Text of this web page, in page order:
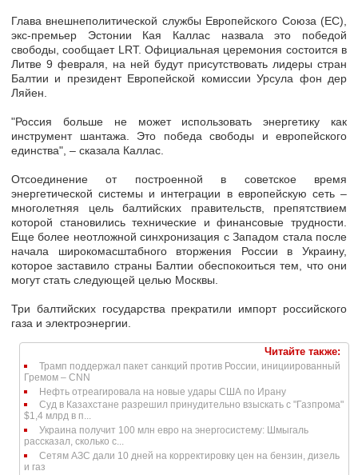
Глава внешнеполитической службы Европейского Союза (ЕС),
экс-премьер Эстонии Кая Каллас назвала это победой
свободы, сообщает LRT. Официальная церемония состоится в
Литве 9 февраля, на ней будут присутствовать лидеры стран
Балтии и президент Европейской комиссии Урсула фон дер
Ляйен.
"Россия больше не может использовать энергетику как
инструмент шантажа. Это победа свободы и европейского
единства", – сказала Каллас.
Отсоединение от построенной в советское время
энергетической системы и интеграции в европейскую сеть –
многолетняя цель балтийских правительств, препятствием
которой становились технические и финансовые трудности.
Еще более неотложной синхронизация с Западом стала после
начала широкомасштабного вторжения России в Украину,
которое заставило страны Балтии обеспокоиться тем, что они
могут стать следующей целью Москвы.
Три балтийских государства прекратили импорт российского
газа и электроэнергии.
Читайте также:
Трамп поддержал пакет санкций против России, инициированный
Гремом – CNN
Нефть отреагировала на новые удары США по Ирану
Суд в Казахстане разрешил принудительно взыскать с "Газпрома"
$1,4 млрд в п...
Украина получит 100 млн евро на энергосистему: Шмыгаль
рассказал, сколько с...
Сетям АЗС дали 10 дней на корректировку цен на бензин, дизель
и газ